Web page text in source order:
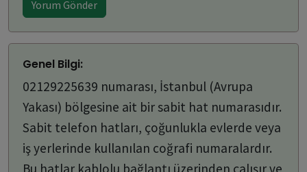
Yorum Gönder
Genel Bilgi:
02129225639 numarası, İstanbul (Avrupa
Yakası) bölgesine ait bir sabit hat numarasıdır.
Sabit telefon hatları, çoğunlukla evlerde veya
iş yerlerinde kullanılan coğrafi numaralardır.
Bu hatlar kablolu bağlantı üzerinden çalışır ve